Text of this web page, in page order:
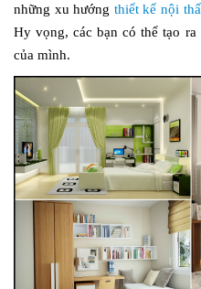
những xu hướng thiết kế nội
Hy vọng, các bạn có thể tạo
của mình.